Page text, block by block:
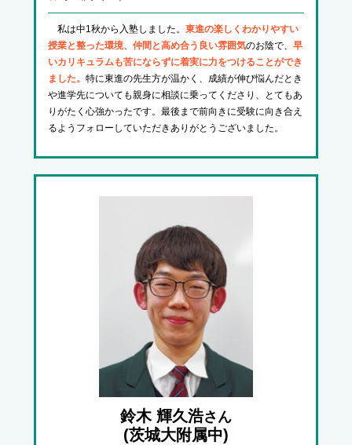
私は中1秋から入塾しました。 東進の楽しくわかりやすい
授業と整った環境、仲間と高め合う良い雰囲気のお陰で、 早
いカリキュラムも苦にならずに着実に力をつけることができ
ました。 特に東進の先生方が温かく、成績が伸び悩んだとき
や進学先についても親身に相談に乗ってくださり、とてもあ
りがたく心強かったです。最後まで前向きに受験に向き合え
るようフォローしていただきありがとうございました。
鈴木 輝久浩さん
(茨城大附属中)